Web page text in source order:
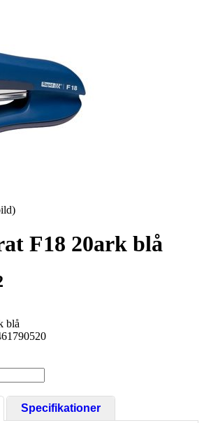
F18 20ark blå
blå
Specifikationer